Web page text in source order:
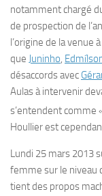
notamment chargé
de prospection de
l’origine de la venue
que Juninho,
désaccords avec
Aulas à intervenir
s’entendent comme
Houllier est
Lundi 25 mars 2013
femme sur le niveau
tient des propos